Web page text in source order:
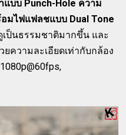
แบบ Punch-Hole ความ
มไฟแฟลชแบบ Dual Tone
ป็นธรรมชาติมากขึ้น และ
ความละเอียดเท่ากับกล้อง